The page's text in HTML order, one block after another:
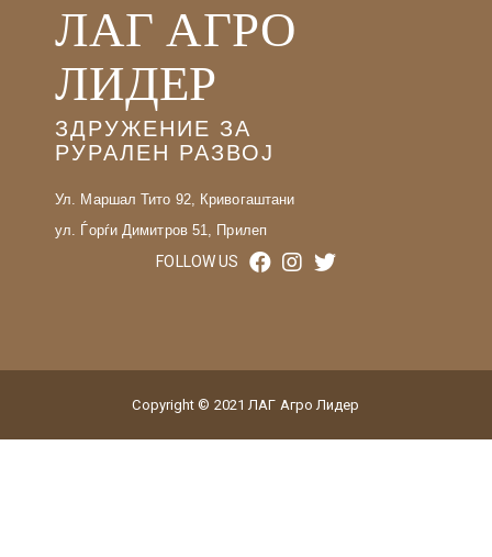
ЛАГ АГРО
ЛИДЕР
ЗДРУЖЕНИЕ ЗА
РУРАЛЕН РАЗВОЈ
Ул. Маршал Тито 92, Кривогаштани
ул. Ѓорѓи Димитров 51, Прилеп
FOLLOW US
Copyright © 2021 ЛАГ Агро Лидер